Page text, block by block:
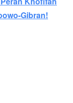
Gibran!